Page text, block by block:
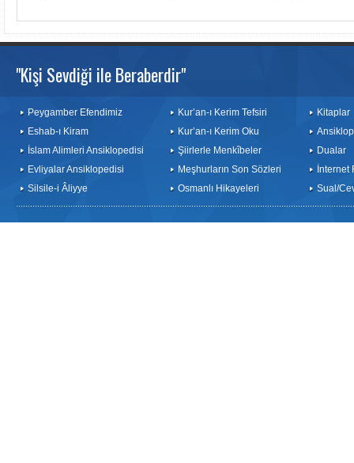
"Kişi Sevdiği ile Beraberdir"
Peygamber Efendimiz
Eshab-ı Kiram
İslam Alimleri Ansiklopedisi
Evliyalar Ansiklopedisi
Silsile-i Âliyye
Kur’an-ı Kerim Tefsiri
Kur’an-ı Kerim Oku
Şiirlerle Menkîbeler
Meşhurların Son Sözleri
Osmanlı Hikayeleri
Kitaplar
Dualar
İnternet
Sual/